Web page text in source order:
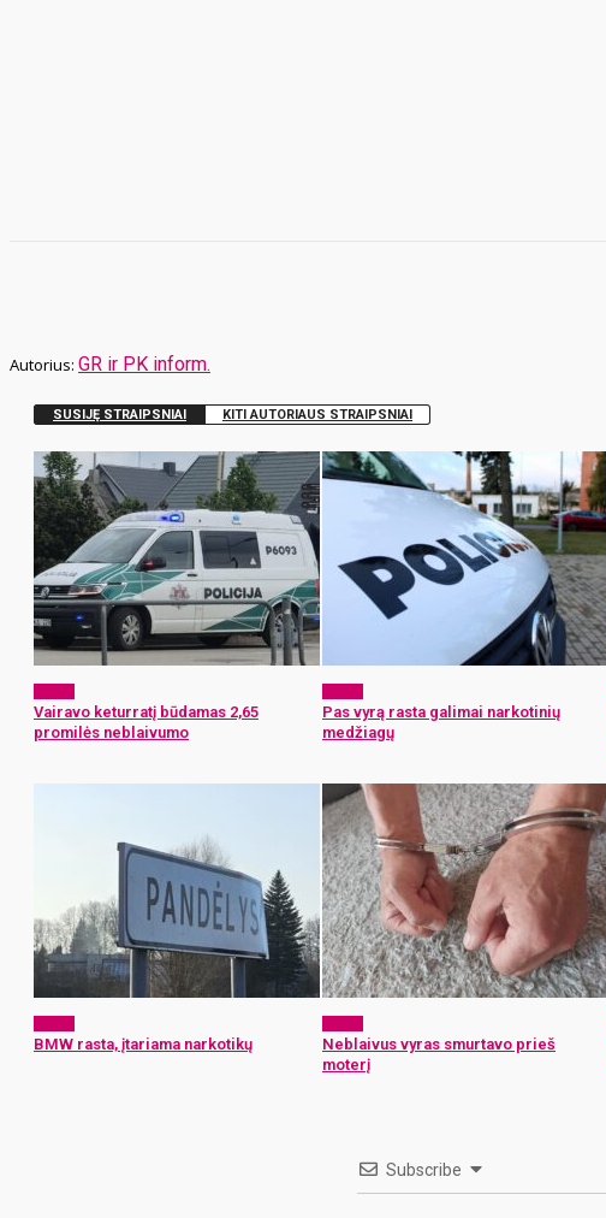
GR ir PK inform.
SUSIJĘ STRAIPSNIAI KITI AUTORIAUS STRAIPSNIAI
Vairavo keturratį būdamas 2,65
promilės neblaivumo
Pas vyrą rasta galimai narkotinių
medžiagų
BMW rasta, įtariama narkotikų
Neblaivus vyras smurtavo prieš
moterį
Subscribe